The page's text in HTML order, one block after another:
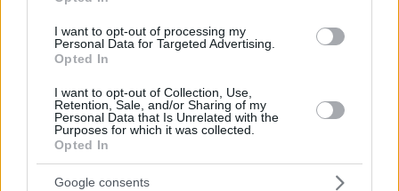
I want to opt-out of processing my
Personal Data for Targeted Advertising.
Opted In
I want to opt-out of Collection, Use,
Retention, Sale, and/or Sharing of my
Personal Data that Is Unrelated with the
Purposes for which it was collected.
Opted In
Google consents